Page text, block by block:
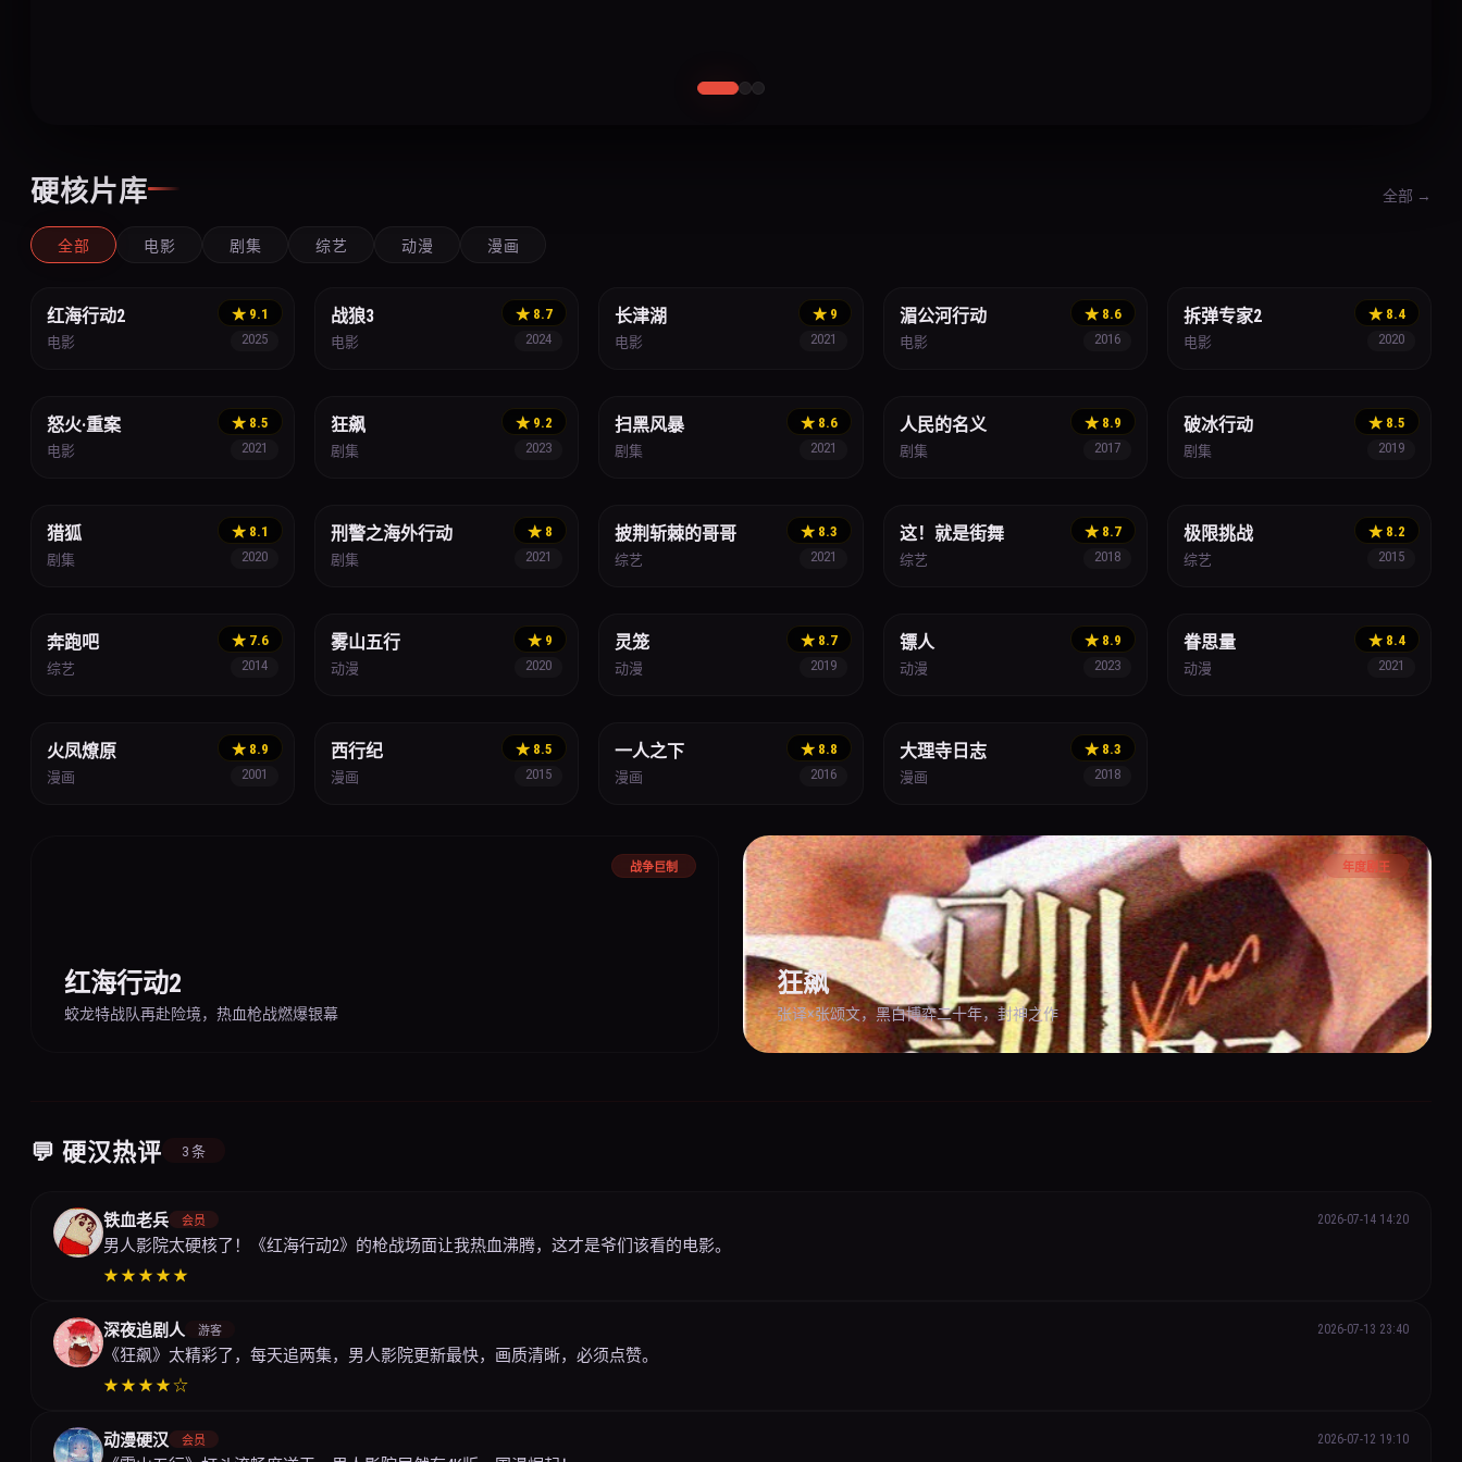
硬核片库 全部 →
全部 电影 剧集 综艺 动漫 漫画
★ 9.1
红海行动2
电影 2025
★ 8.7
战狼3
电影 2024
★ 9
长津湖
电影 2021
★ 8.6
湄公河行动
电影 2016
★ 8.4
拆弹专家2
电影 2020
★ 8.5
怒火·重案
电影 2021
★ 9.2
狂飙
剧集 2023
★ 8.6
扫黑风暴
剧集 2021
★ 8.9
人民的名义
剧集 2017
★ 8.5
破冰行动
剧集 2019
★ 8.1
猎狐
剧集 2020
★ 8
刑警之海外行动
剧集 2021
★ 8.3
披荆斩棘的哥哥
综艺 2021
★ 8.7
这！就是街舞
综艺 2018
★ 8.2
极限挑战
综艺 2015
★ 7.6
奔跑吧
综艺 2014
★ 9
雾山五行
动漫 2020
★ 8.7
灵笼
动漫 2019
★ 8.9
镖人
动漫 2023
★ 8.4
眷思量
动漫 2021
★ 8.9
火凤燎原
漫画 2001
★ 8.5
西行纪
漫画 2015
★ 8.8
一人之下
漫画 2016
★ 8.3
大理寺日志
漫画 2018
战争巨制
红海行动2
蛟龙特战队再赴险境，热血枪战燃爆银幕
年度剧王
狂飙
张译×张颂文，黑白博弈二十年，封神之作
💬 硬汉热评 3 条
铁血老兵 会员 2026-07-14 14:20
男人影院太硬核了！《红海行动2》的枪战场面让我热血沸腾，这才是爷们该看的电影。
★★★★★
深夜追剧人 游客 2026-07-13 23:40
《狂飙》太精彩了，每天追两集，男人影院更新最快，画质清晰，必须点赞。
★★★★☆
动漫硬汉 会员 2026-07-12 19:10